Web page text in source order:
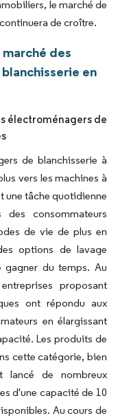
le marché de
de croître.
des
en
électroménagers de
de blanchisserie à
vers les machines à
une tâche quotidienne
consommateurs
de vie de plus en
options de lavage
gagner du temps. Au
proposant
ont répondu aux
en élargissant
Les produits de
cette catégorie, bien
lancé de nombreux
d'une capacité de 10
Au cours de